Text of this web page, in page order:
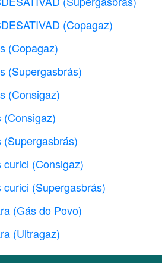
(Copagaz)
(Copagaz)
(Supergasbrás)
(Consigaz)
(Consigaz)
(Consigaz)
(Supergasbrás)
(Gás do Povo)
(Ultragaz)